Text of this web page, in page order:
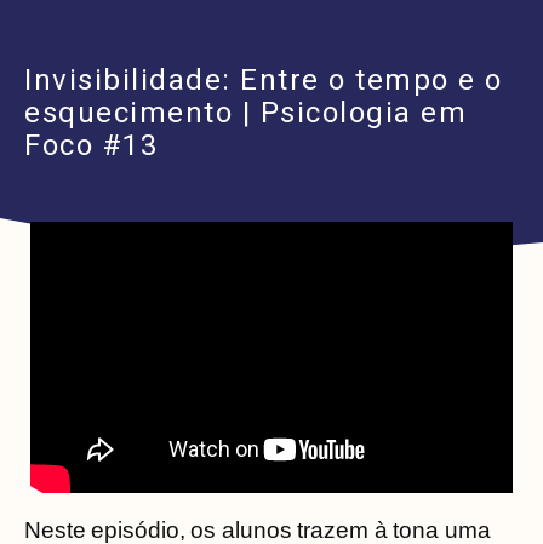
Invisibilidade: Entre o tempo e o
esquecimento | Psicologia em
Foco #13
Neste episódio, os alunos trazem à tona uma